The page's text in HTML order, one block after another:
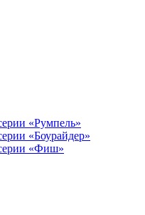
«Румпель»
«Боурайдер»
«Фиш»